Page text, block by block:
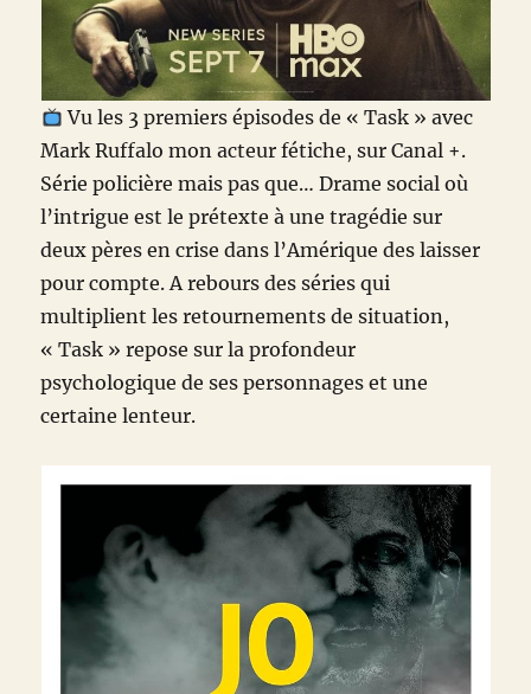
Vu les 3 premiers épisodes de « Task » avec
Mark Ruffalo mon acteur fétiche, sur Canal +.
Série policière mais pas que… Drame social où
l’intrigue est le prétexte à une tragédie sur
deux pères en crise dans l’Amérique des laisser
pour compte. A rebours des séries qui
multiplient les retournements de situation,
« Task » repose sur la profondeur
psychologique de ses personnages et une
certaine lenteur.